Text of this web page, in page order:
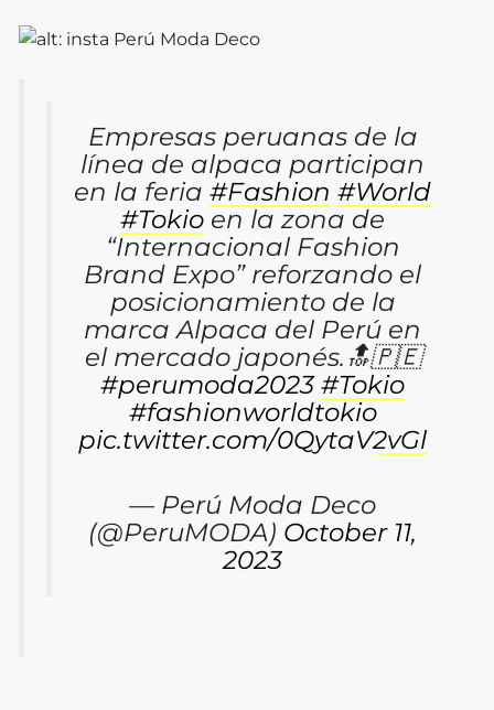
Empresas peruanas de la
línea de alpaca participan
en la feria #Fashion #World
#Tokio en la zona de
“Internacional Fashion
Brand Expo” reforzando el
posicionamiento de la
marca Alpaca del Perú en
el mercado japonés.🔝🇵🇪
#perumoda2023 #Tokio
#fashionworldtokio
pic.twitter.com/0QytaV2vGl
— Perú Moda Deco
(@PeruMODA) October 11,
2023